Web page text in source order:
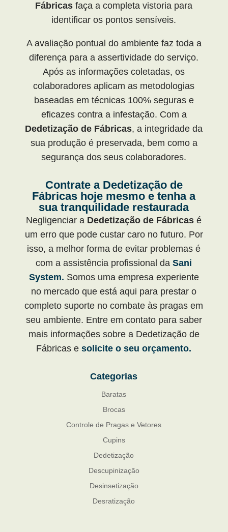
Fábricas faça a completa vistoria para
identificar os pontos sensíveis.
A avaliação pontual do ambiente faz toda a
diferença para a assertividade do serviço.
Após as informações coletadas, os
colaboradores aplicam as metodologias
baseadas em técnicas 100% seguras e
eficazes contra a infestação. Com a
Dedetização de Fábricas, a integridade da
sua produção é preservada, bem como a
segurança dos seus colaboradores.
Contrate a Dedetização de
Fábricas hoje mesmo e tenha a
sua tranquilidade restaurada
Negligenciar a Dedetização de Fábricas é
um erro que pode custar caro no futuro. Por
isso, a melhor forma de evitar problemas é
com a assistência profissional da Sani
System. Somos uma empresa experiente
no mercado que está aqui para prestar o
completo suporte no combate às pragas em
seu ambiente. Entre em contato para saber
mais informações sobre a Dedetização de
Fábricas esolicite o seu orçamento.
Categorias
Baratas
Brocas
Controle de Pragas e Vetores
Cupins
Dedetização
Descupinização
Desinsetização
Desratização